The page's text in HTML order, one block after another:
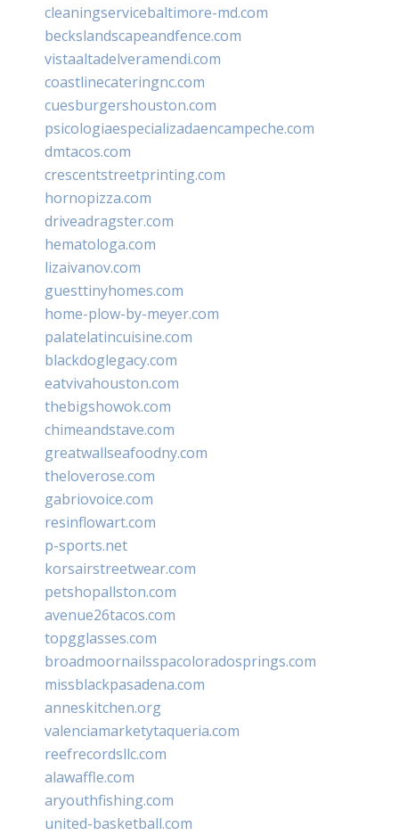
cleaningservicebaltimore-md.com
beckslandscapeandfence.com
vistaaltadelveramendi.com
coastlinecateringnc.com
cuesburgershouston.com
psicologiaespecializadaencampeche.com
dmtacos.com
crescentstreetprinting.com
hornopizza.com
driveadragster.com
hematologa.com
lizaivanov.com
guesttinyhomes.com
home-plow-by-meyer.com
palatelatincuisine.com
blackdoglegacy.com
eatvivahouston.com
thebigshowok.com
chimeandstave.com
greatwallseafoodny.com
theloverose.com
gabriovoice.com
resinflowart.com
p-sports.net
korsairstreetwear.com
petshopallston.com
avenue26tacos.com
topgglasses.com
broadmoornailsspacoloradosprings.com
missblackpasadena.com
anneskitchen.org
valenciamarketytaqueria.com
reefrecordsllc.com
alawaffle.com
aryouthfishing.com
united-basketball.com